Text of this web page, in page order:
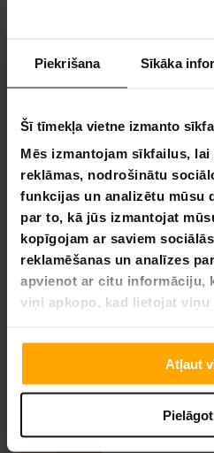
Piekrišana Sīkāka
Šī tīmekļa vietne izmanto
Mēs izmantojam sīkfailus,
reklāmas, nodrošinātu
funkcijas un analizētu mūsu
par to, kā jūs izmantojat
kopīgojam ar saviem
reklamēšanas un analīzes
apvienot ar citu informāciju,
viņi apkopo, kad lietojat viņu
Atļaut
Pielāgot
A Anonymous
Vieglā un ērtā
Ātra un viegla piegāde!
manām cerībām:
-Labas iepakošanas telpas.
-Stabila un izturīga, neesot
-Vienkārši salokāma
Vienkārši labs pirkums par labu